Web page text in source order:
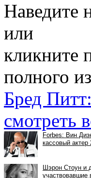
Наведите
или
кликните
полного
Бред Питт:
смотреть